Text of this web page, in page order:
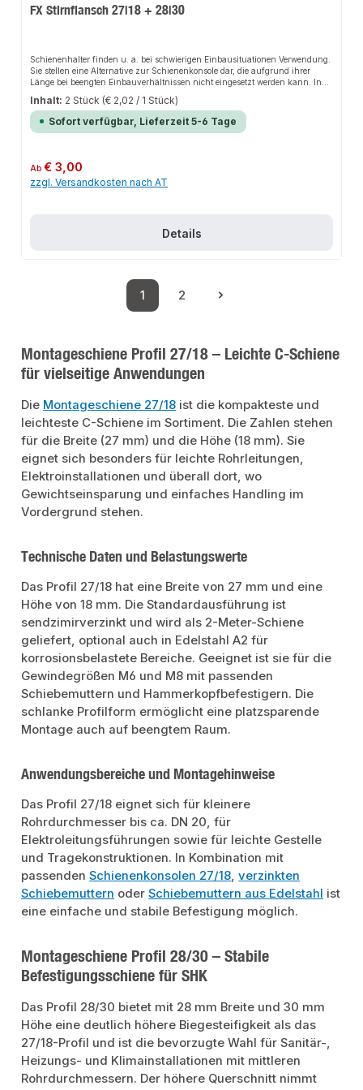
FX Stirnflansch 27|18 + 28|30
Schienenhalter finden u. a. bei schwierigen Einbausituationen Verwendung.
Sie stellen eine Alternative zur Schienenkonsole dar, die aufgrund ihrer
Länge bei beengten Einbauverhältnissen nicht eingesetzt werden kann. In
Kombination mit Montageschienen bieten Sattelflansche z. B. bei Schacht-
und Kanalmontagen Flexibilität.
Inhalt: 2 Stück (€ 2,02 / 1 Stück)
Sofort verfügbar, Lieferzeit 5-6 Tage
Regulärer Preis:
Ab€ 3,00
zzgl. Versandkosten nach AT
Details
Seite
1
Seite
2
Montageschiene Profil 27/18 – Leichte C-Schiene
für vielseitige Anwendungen
Die Montageschiene 27/18 ist die kompakteste und
leichteste C-Schiene im Sortiment. Die Zahlen stehen
für die Breite (27 mm) und die Höhe (18 mm). Sie
eignet sich besonders für leichte Rohrleitungen,
Elektroinstallationen und überall dort, wo
Gewichtseinsparung und einfaches Handling im
Vordergrund stehen.
Technische Daten und Belastungswerte
Das Profil 27/18 hat eine Breite von 27 mm und eine
Höhe von 18 mm. Die Standardausführung ist
sendzimirverzinkt und wird als 2-Meter-Schiene
geliefert, optional auch in Edelstahl A2 für
korrosionsbelastete Bereiche. Geeignet ist sie für die
Gewindegrößen M6 und M8 mit passenden
Schiebemuttern und Hammerkopfbefestigern. Die
schlanke Profilform ermöglicht eine platzsparende
Montage auch auf beengtem Raum.
Anwendungsbereiche und Montagehinweise
Das Profil 27/18 eignet sich für kleinere
Rohrdurchmesser bis ca. DN 20, für
Elektroleitungsführungen sowie für leichte Gestelle
und Tragekonstruktionen. In Kombination mit
passendenSchienenkonsolen 27/18 ,verzinkten
Schiebemuttern oderSchiebemuttern aus Edelstahl ist
eine einfache und stabile Befestigung möglich.
Montageschiene Profil 28/30 – Stabile
Befestigungsschiene für SHK
Das Profil 28/30 bietet mit 28 mm Breite und 30 mm
Höhe eine deutlich höhere Biegesteifigkeit als das
27/18-Profil und ist die bevorzugte Wahl für Sanitär-,
Heizungs- und Klimainstallationen mit mittleren
Rohrdurchmessern. Der höhere Querschnitt nimmt